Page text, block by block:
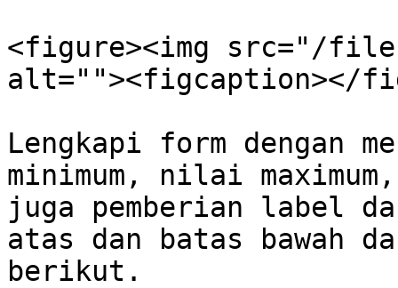
<figure><img src="/files/
alt=""><figcaption></
Lengkapi form dengan
minimum, nilai
juga pemberian label
atas dan batas bawah
berikut.